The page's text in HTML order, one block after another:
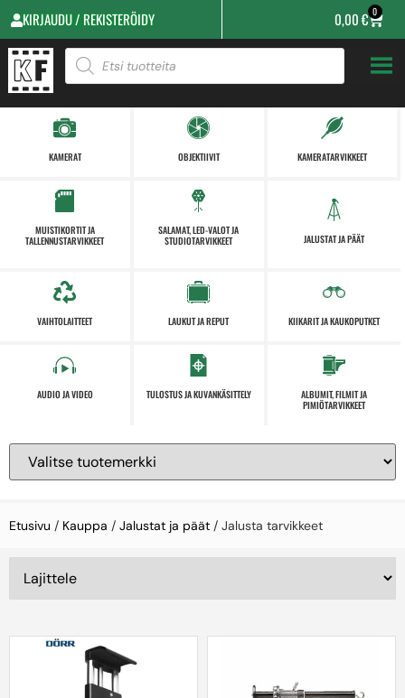
KIRJAUDU / REKISTERÖIDY 0,00€ 0
KAMERAT OBJEKTIIVIT KAMERATARVIKKEET
MUISTIKORTIT JA
TALLENNUSTARVIKKEET
SALAMAT, LED-VALOT JA
STUDIOTARVIKKEET
JALUSTAT JA PÄÄT
VAIHTOLAITTEET LAUKUT JA REPUT KIIKARIT JA KAUKOPUTKET
AUDIO JA VIDEO TULOSTUS JA KUVANKÄSITTELY
ALBUMIT, FILMIT JA
PIMIÖTARVIKKEET
Etusivu / Kauppa / Jalustat ja päät / Jalusta tarvikkeet